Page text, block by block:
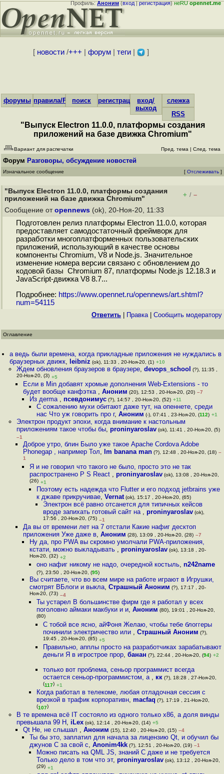
Профиль:Аноним(вход|регистрация)неRUopennet.me
[ новости/+++ форум| теги| ]
форумы правила/FAQпоиск регистрациявход/
выход
слежка
RSS
"Выпуск Electron 11.0.0, платформы создания
приложений на базе движка Chromium"
Вариант для распечатки Пред. тема | След. тема
Форум Разговоры, обсуждение новостей
Изначальное сообщение [ Отслеживать ]
"Выпуск Electron 11.0.0, платформы создания
приложений на базе движка Chromium"
+ / –
Сообщение от opennews (ok), 20-Ноя-20, 11:33
Подготовлен релиз платформы Electron 11.0.0, которая
предоставляет самодостаточный фреймворк для
разработки многоплатформенных пользовательских
приложений, использующий в качестве основы
компоненты Chromium, V8 и Node.js. Значительное
изменение номера версии связано с обновлением до
кодовой базы Chromium 87, платформы Node.js 12.18.3 и
JavaScript-движка V8 8.7...
Подробнее: https://www.opennet.ru/opennews/art.shtml?
num=54115
Ответить Правка| Cообщить модератору
Оглавление
а ведь были времена, когда прикладные приложения не нуждались в
браузерных движк, leibniz (ok), 11:33 , 20-Ноя-20, (1) +10
Ждем обновления браузеров в браузере, devops_school (?), 11:35 ,
20-Ноя-20, (3) +5
Если в Min добавят хромые дополнения Web-Extensions - то
будет вообще канфэтка , Аноним (20), 12:53 , 20-Ноя-20, (20) –7
Из деrma , псевдонимус (?), 14:57 , 20-Ноя-20, (52) +11
С сожалению мухи обитают даже тут, на опеннете, среди
нас Что уж говорить про г, Аноним (-), 07:41 , 23-Ноя-20, (112) +1
Электрон продукт эпохи, когда внимание к настольным
приложениям такое чтобы бы, proninyaroslav(ok), 11:41 , 20-Ноя-20, (5)
–1
Доброе утро, блин Было уже такое Apache Cordova Adobe
Phonegap , например Тол, Im banana man(?), 12:48 , 20-Ноя-20, (18) –
1
Я и не говорил что такого не было, просто это не так
распространено P S React ,proninyaroslav (ok), 13:08 , 20-Ноя-20,
(26) +1
Поэтому есть надежда что Flutter и его подход jetbrains уже
к джаве прикручивае, Vernat(ok), 15:17 , 20-Ноя-20, (65)
Электрон всё равно отсанется для типичных кейсов
вроде запихать готовый сайт на , proninyaroslav(ok),
17:56 , 20-Ноя-20, (75) –1
Да вы от времени лет на 7 отстали Какие нафиг десктоп
приложения Уже даже в, Аноним (28), 13:09 , 20-Ноя-20, (28) –7
Ну да, про PWA вы скромно умолчали PWA-приложения,
кстати, можно выкладывать ,proninyaroslav (ok), 13:18 , 20-
Ноя-20, (32) +2
оно нафиг никому не надо, очередной костыль, n242name
(?), 23:50 , 20-Ноя-20, (95)
Вы считаете, что во всем мире на работе играют в Игрушки,
смотрят ВБлоги и выкла,Страшный Аноним (?), 17:17 , 20-
Ноя-20, (73) –4
Ты устарел В большинстве фирм где я работал у всех
поголовно аймаки макбуки и и, Аноним (80), 19:01 , 20-Ноя-20,
(80)
С тобой все ясно, айФоня Желаю, чтобы тебе блоггеры
починили электричество или , Страшный Аноним (?),
19:45 , 20-Ноя-20, (85) +5
Правильно, апплы просто на разработчиках зарабатывают
деньги Я в игрострое прор, банан (?), 22:44 , 20-Ноя-20, (94) +2
только вот проблема, сеньор программист всегда
остается сеньор-программистом, а , кк(?), 18:28 , 27-Ноя-20,
(117) +1
Когда работал в телекоме, любая отладочная сессия с
врезкой в трафик корпоративн, macfaq (?), 17:19 , 21-Ноя-20,
(107)
В те времена всё IT состояло из одного только x86, а доля винды
превышала 99 Н, iLex(ok), 12:14 , 20-Ноя-20, (14) +5
Qt Не, не слышал , Аноним (15), 12:40 , 20-Ноя-20, (15) –4
Ты бы это, заплатил для начала за лицензию Qt, и обучил бы
джунов С за свой с,Anonim4kk (?), 12:51 , 20-Ноя-20, (19) –1
Можно писать на QML JS, знаний C даже и не требуется
Только дело в том что эт, proninyaroslav(ok), 13:12 , 20-Ноя-20,
(29) +1